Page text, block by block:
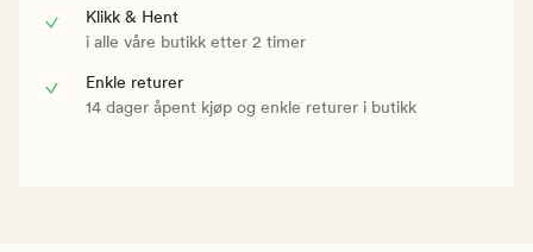
Klikk & Hent
i alle våre butikk etter 2 timer
Enkle returer
14 dager åpent kjøp og enkle returer i butikk